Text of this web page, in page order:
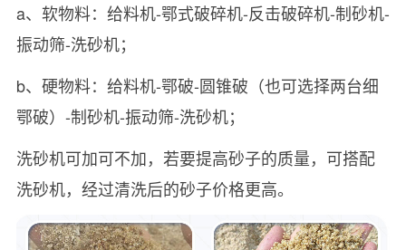
a、软物料：给料机-鄂式破碎机-反击破碎机-制砂机-
振动筛-洗砂机；
b、硬物料：给料机-鄂破-圆锥破（也可选择两台细
鄂破）-制砂机-振动筛-洗砂机；
洗砂机可加可不加，若要提高砂子的质量，可搭配
洗砂机，经过清洗后的砂子价格更高。